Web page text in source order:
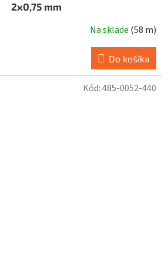
2x0,75 mm
Na sklade (58 m)
Do košíka
Kód:485-0052-440